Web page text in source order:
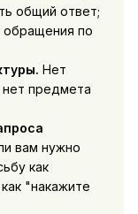
общий ответ;
по
Нет
предмета
вам нужно
как
"накажите